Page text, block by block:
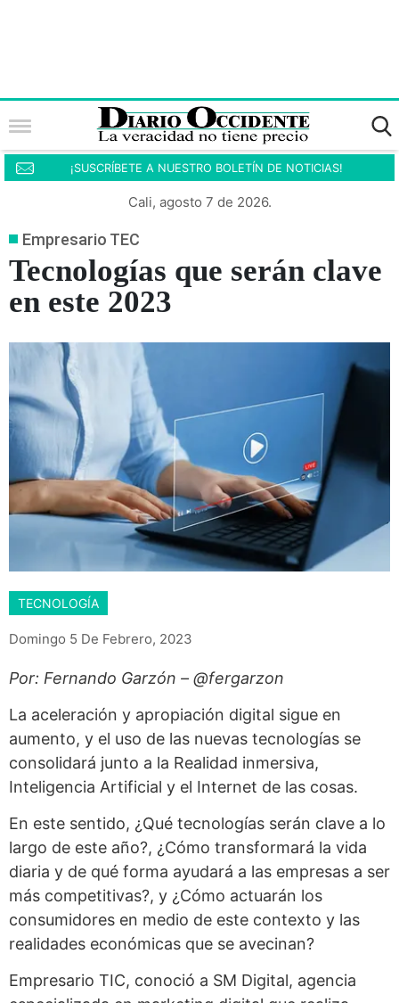
¡SUSCRÍBETE A NUESTRO BOLETÍN DE NOTICIAS!
Cali, agosto 7 de 2026.
Empresario TEC
Tecnologías que serán clave
en este 2023
TECNOLOGÍA
Domingo 5 De Febrero, 2023
Por: Fernando Garzón – @fergarzon
La aceleración y apropiación digital sigue en
aumento, y el uso de las nuevas tecnologías se
consolidará junto a la Realidad inmersiva,
Inteligencia Artificial y el Internet de las cosas.
En este sentido, ¿Qué tecnologías serán clave a lo
largo de este año?, ¿Cómo transformará la vida
diaria y de qué forma ayudará a las empresas a ser
más competitivas?, y ¿Cómo actuarán los
consumidores en medio de este contexto y las
realidades económicas que se avecinan?
Empresario TIC, conoció a SM Digital, agencia